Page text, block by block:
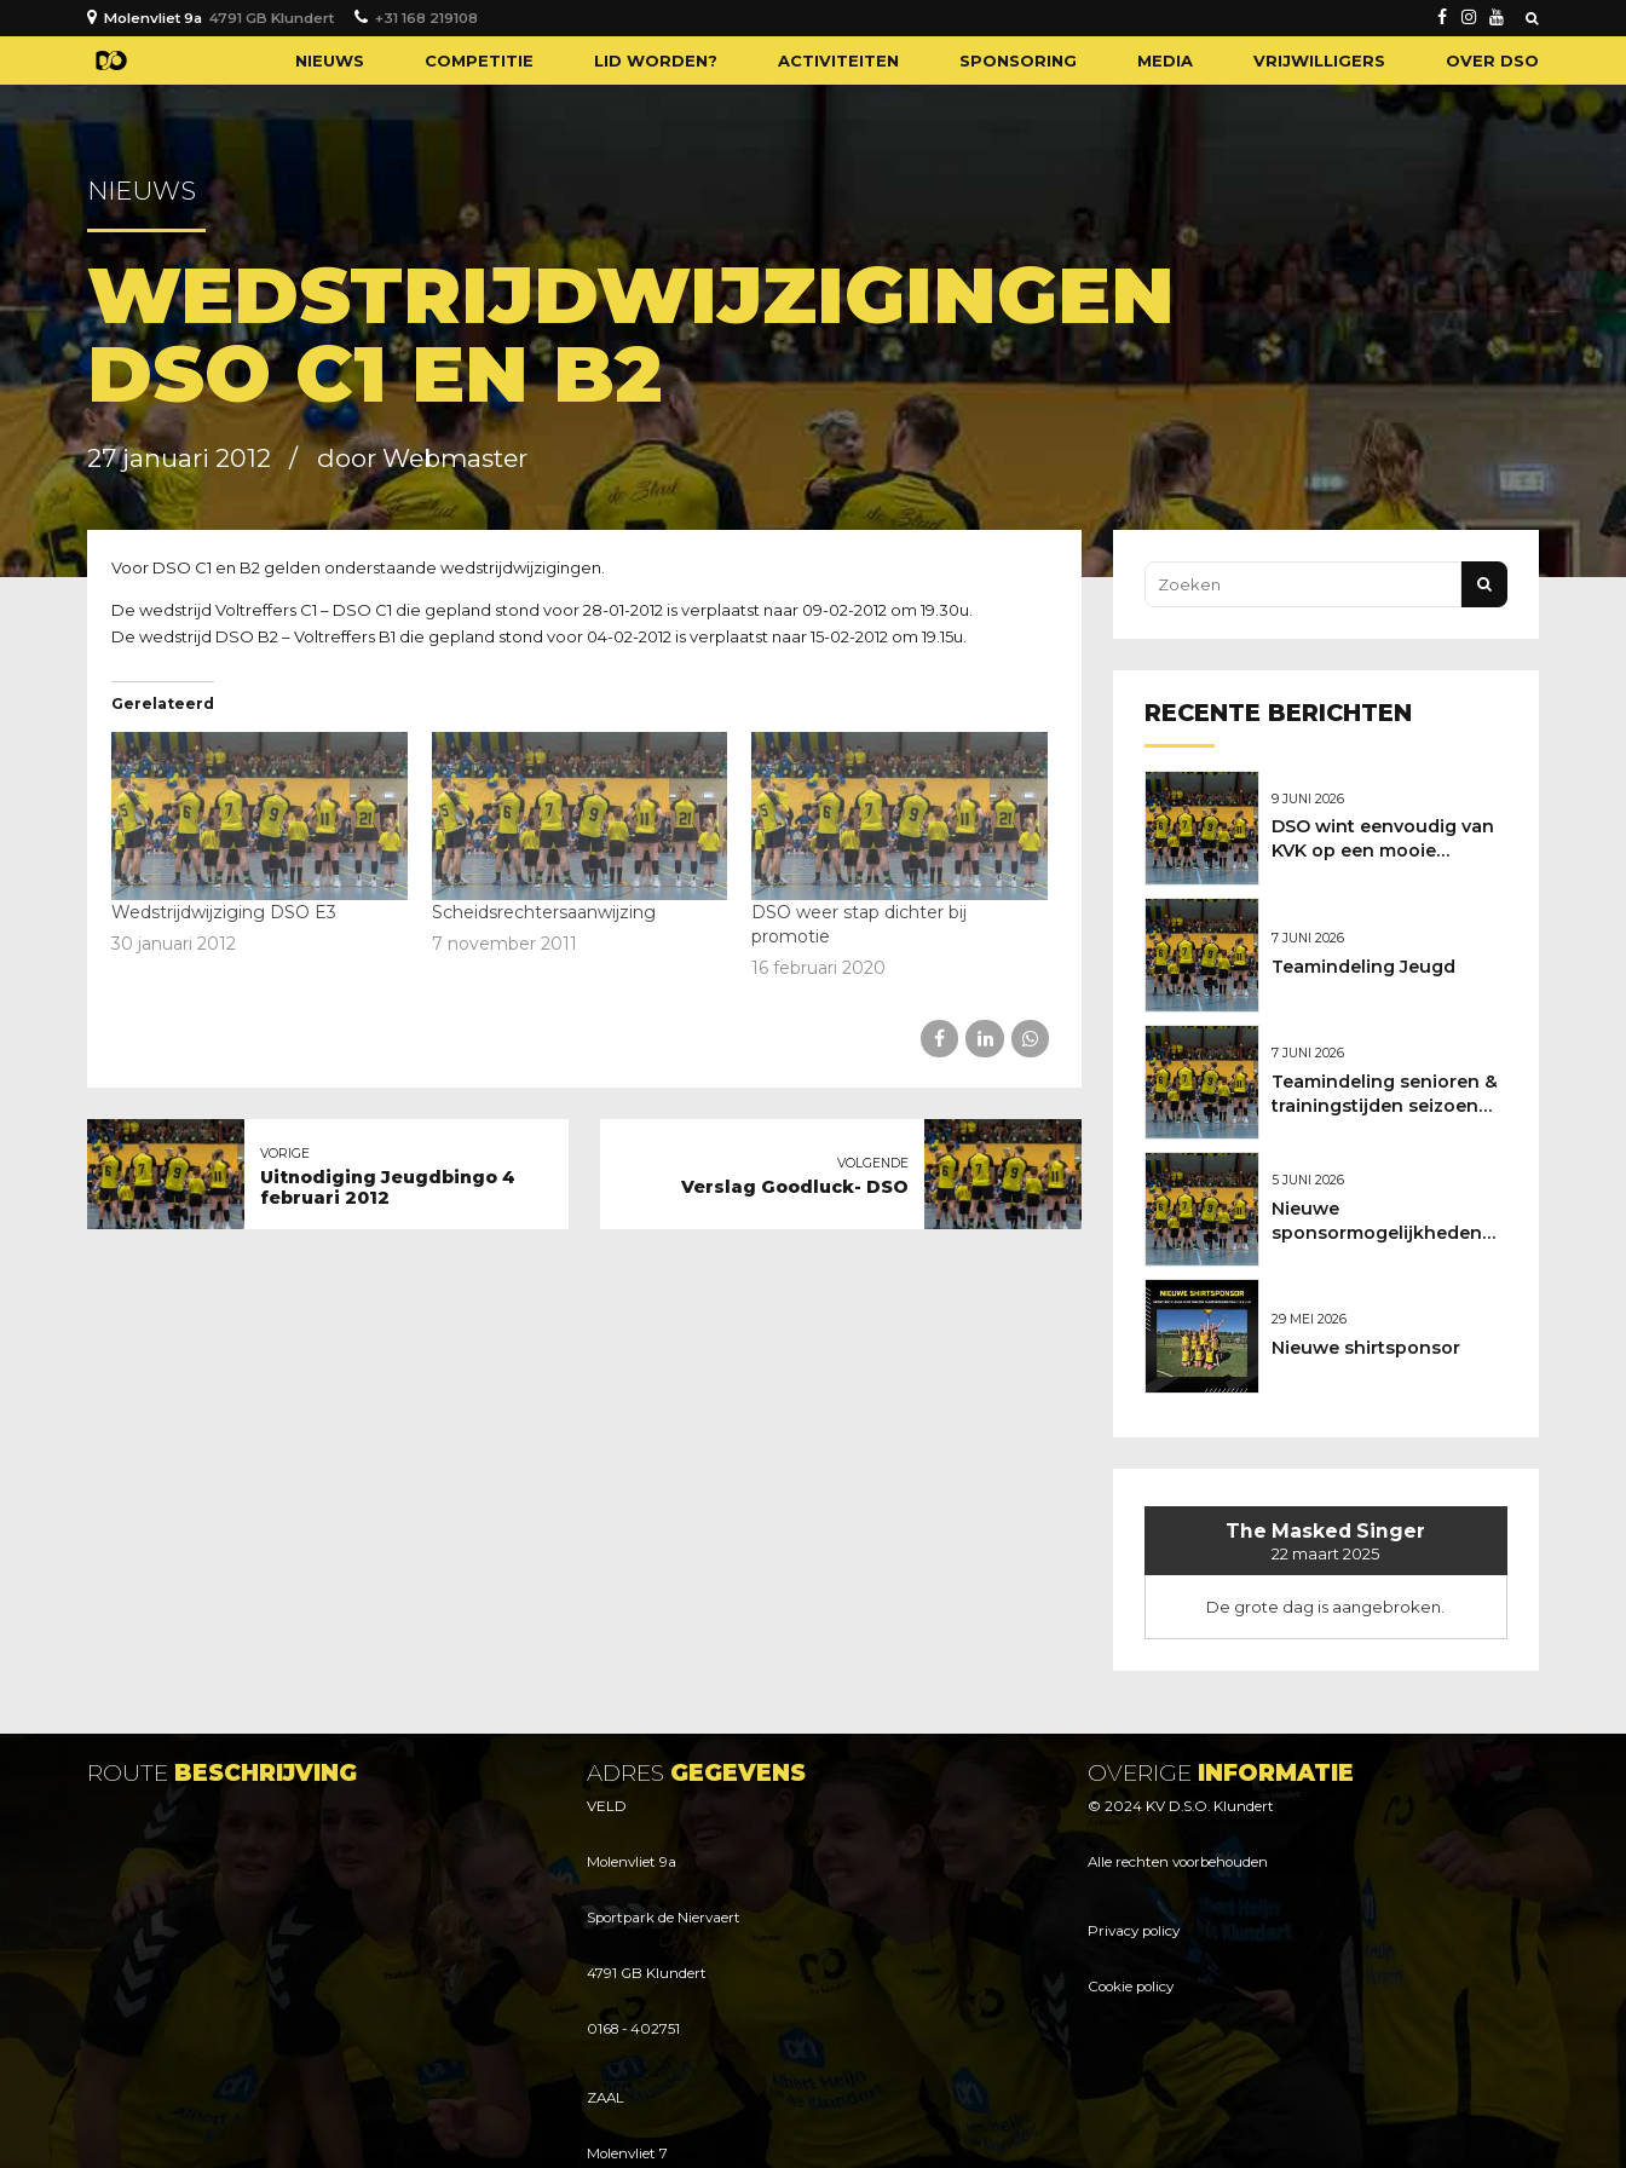
Molenvliet 9a 4791 GB Klundert +31 168 219108
NIEUWS COMPETITIE LID WORDEN? ACTIVITEITEN SPONSORING MEDIA VRIJWILLIGERS OVER DSO
NIEUWS
WEDSTRIJDWIJZIGINGEN
DSO C1 EN B2
27 januari 2012 door Webmaster
Voor DSO C1 en B2 gelden onderstaande wedstrijdwijzigingen.
De wedstrijd Voltreffers C1 – DSO C1 die gepland stond voor 28-01-2012 is verplaatst naar 09-02-2012 om 19.30u.
De wedstrijd DSO B2 – Voltreffers B1 die gepland stond voor 04-02-2012 is verplaatst naar 15-02-2012 om 19.15u.
Gerelateerd
Wedstrijdwijziging DSO E3
30 januari 2012
Scheidsrechtersaanwijzing
7 november 2011
DSO weer stap dichter bij
promotie
16 februari 2020
VORIGE
Uitnodiging Jeugdbingo 4
februari 2012
VOLGENDE
Verslag Goodluck- DSO
RECENTE BERICHTEN
9 JUNI 2026
DSO wint eenvoudig van
KVK op een mooie
7 JUNI 2026
Teamindeling Jeugd
7 JUNI 2026
Teamindeling senioren &
trainingstijden seizoen
5 JUNI 2026
Nieuwe
sponsormogelijkheden
29 MEI 2026
Nieuwe shirtsponsor
The Masked Singer
22 maart 2025
De grote dag is aangebroken.
ROUTE BESCHRIJVING ADRES GEGEVENS
VELD
Molenvliet 9a
Sportpark de Niervaert
4791 GB Klundert
0168 - 402751
ZAAL
Molenvliet 7
OVERIGE INFORMATIE
© 2024 KV D.S.O. Klundert
Alle rechten voorbehouden
Privacy policy
Cookie policy